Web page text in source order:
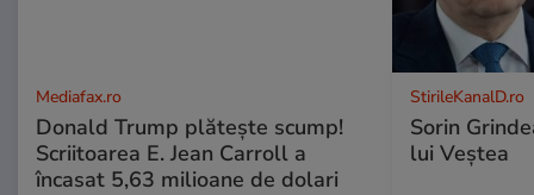
Mediafax.ro
Donald Trump plătește scump!
Scriitoarea E. Jean Carroll a
încasat 5,63 milioane de dolari
StirileKanalD.ro
Sorin
lui Veștea